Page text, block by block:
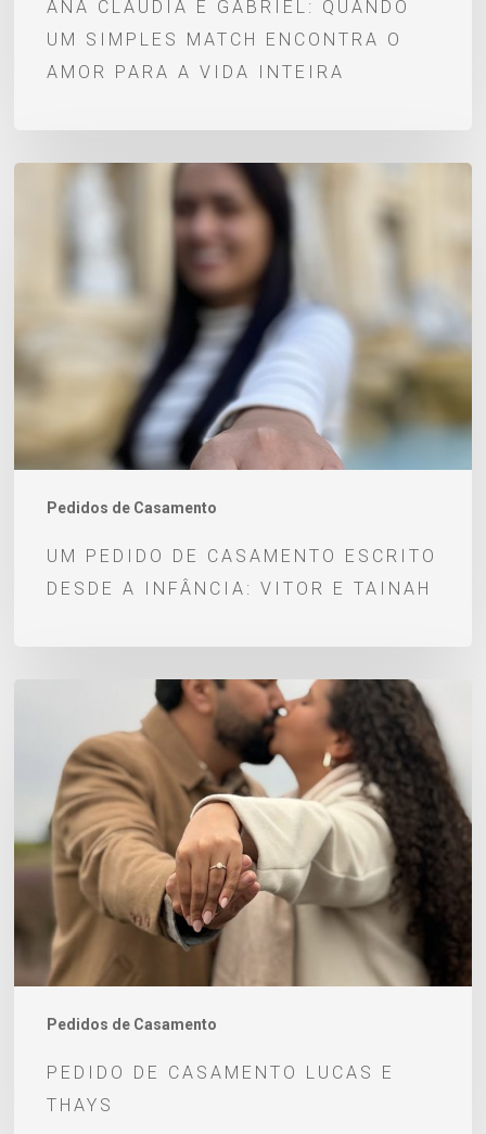
inteira
ANA CLAUDIA E GABRIEL: QUANDO
UM SIMPLES MATCH ENCONTRA O
AMOR PARA A VIDA INTEIRA
Pedidos de Casamento
Vitor
e
Tainah
UM PEDIDO DE CASAMENTO ESCRITO
DESDE A INFÂNCIA: VITOR E TAINAH
Pedidos de Casamento
casamento
Lucas
Thays
PEDIDO DE CASAMENTO LUCAS E
THAYS